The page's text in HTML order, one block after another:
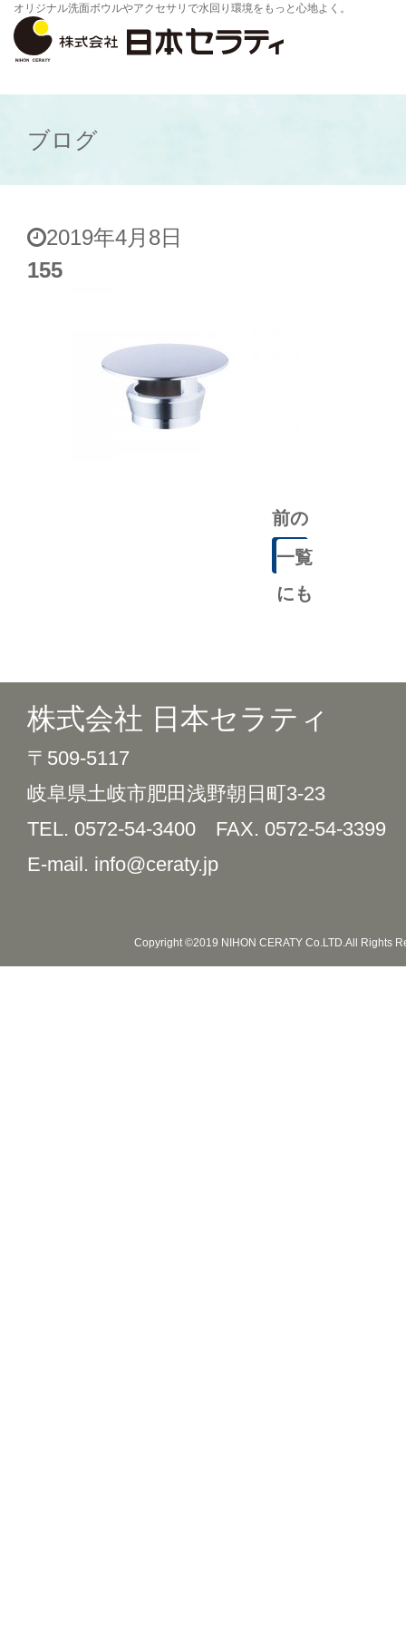
オリジナル洗面ボウルやアクセサリで水回り環境をもっと心地よく。
ブログ
2019年4月8日
155
前の
記事
一覧
にも
株式会社 日本セラティ
〒509-5117
岐阜県土岐市肥田浅野朝日町3-23
TEL. 0572-54-3400 FAX. 0572-54-3399
E-mail. info@ceraty.jp
Copyright ©2019 NIHON CERATY Co.LTD.All Rights